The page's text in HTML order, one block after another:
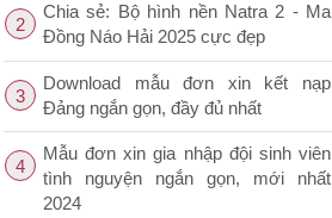
2
Chia sẻ: Bộ hình nền Natra 2 - Ma
Đồng Náo Hải 2025 cực đẹp
3
Download mẫu đơn xin kết nạp
Đảng ngắn gọn, đầy đủ nhất
4
Mẫu đơn xin gia nhập đội sinh viên
tình nguyện ngắn gọn, mới nhất
2024